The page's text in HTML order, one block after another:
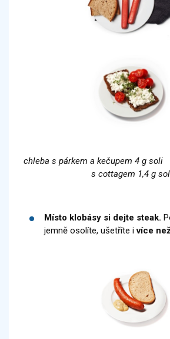
chleba s párkem a kečupem
s cottagem 1,4 g
Místo klobásy si dejte steak.
jemně osolíte, ušetříte ivíce